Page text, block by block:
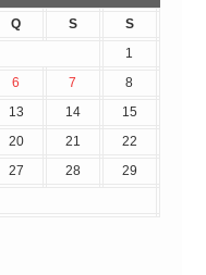
Q S
S
1
6 7
8
13 14
15
20 21
22
27 28
29